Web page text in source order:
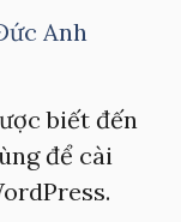
Anh
biết đến
để cài